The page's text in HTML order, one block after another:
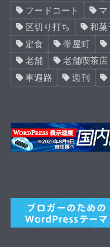
フードコート
マ
区切り打ち
和菓
定食
帯屋町
老舗
老舗喫茶店
車遍路
週刊